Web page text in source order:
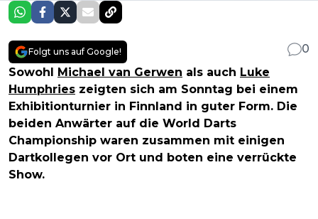
Folgt uns auf Google!
0
Sowohl Michael van Gerwen als auch Luke
Humphries zeigten sich am Sonntag bei einem
Exhibitionturnier in Finnland in guter Form. Die
beiden Anwärter auf die World Darts
Championship waren zusammen mit einigen
Dartkollegen vor Ort und boten eine verrückte
Show.